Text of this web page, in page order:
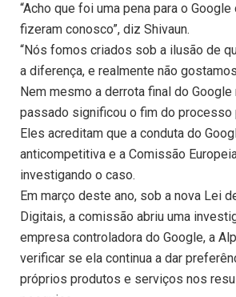
“Acho que foi uma pena para o
fizeram conosco”, diz Shivaun.
“Nós fomos criados sob a ilusão de
a diferença, e realmente não
Nem mesmo a derrota final do
passado significou o fim do processo
Eles acreditam que a conduta do
anticompetitiva e a Comissão
investigando o caso.
Em março deste ano, sob a nova Lei
Digitais, a comissão abriu uma
empresa controladora do Google, a
verificar se ela continua a dar
próprios produtos e serviços nos